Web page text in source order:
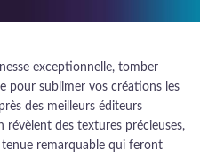
exceptionnelle, tomber
pour sublimer vos créations les
des meilleurs éditeurs
révèlent des textures précieuses,
remarquable qui feront